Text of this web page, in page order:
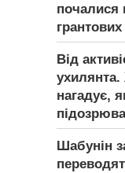
почалися
Від
ухилянта.
нагадує,
Шабунін